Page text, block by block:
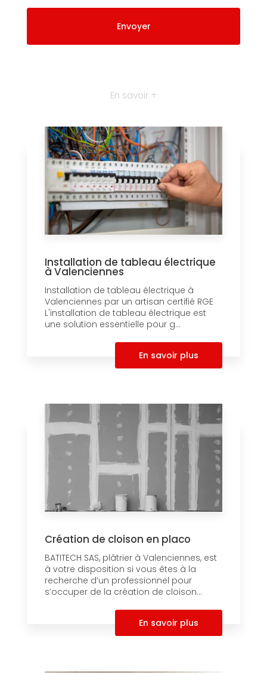
En savoir +
Installation de tableau électrique
à Valenciennes
Installation de tableau électrique à
Valenciennes par un artisan certifié RGE
L'installation de tableau électrique est
une solution essentielle pour g...
En savoir plus
Création de cloison en placo
BATITECH SAS, plâtrier à Valenciennes, est
à votre disposition si vous êtes à la
recherche d’un professionnel pour
s’occuper de la création de cloison...
En savoir plus